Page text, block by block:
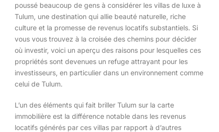
poussé beaucoup de gens à considérer les villas de luxe à
Tulum, une destination qui allie beauté naturelle, riche
culture et la promesse de revenus locatifs substantiels. Si
vous vous trouvez à la croisée des chemins pour décider
où investir, voici un aperçu des raisons pour lesquelles ces
propriétés sont devenues un refuge attrayant pour les
investisseurs, en particulier dans un environnement comme
celui de Tulum.
L’un des éléments qui fait briller Tulum sur la carte
immobilière est la différence notable dans les revenus
locatifs générés par ces villas par rapport à d’autres